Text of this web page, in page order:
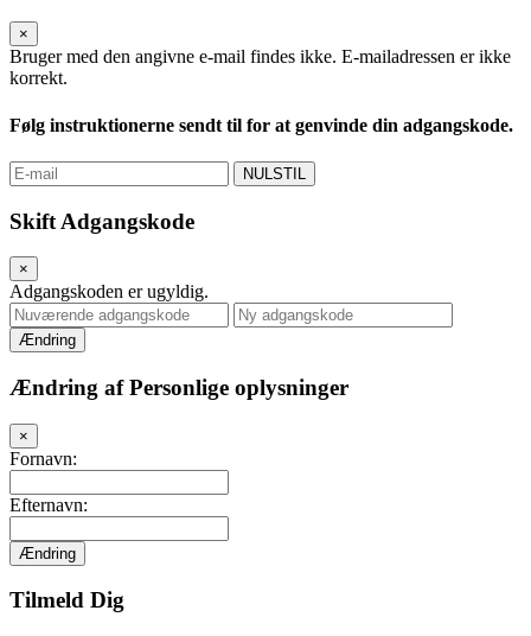
×
Bruger med den angivne e-mail findes ikke. E-mailadressen er ikke
korrekt.
Følg instruktionerne sendt til for at genvinde din adgangskode.
NULSTIL
Skift Adgangskode
×
Adgangskoden er ugyldig.
Ændring
Ændring af Personlige oplysninger
×
Fornavn:
Efternavn:
Ændring
Tilmeld Dig